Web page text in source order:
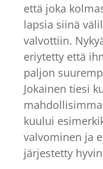
että joka
lapsia siinä
valvottiin.
eriytetty että
paljon
Jokainen tiesi
kuului
valvominen ja
järjestetty